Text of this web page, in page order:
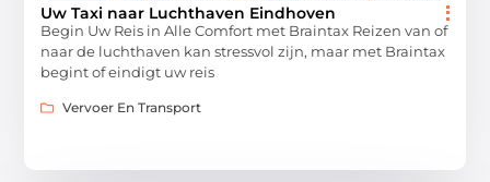
Uw Taxi naar Luchthaven Eindhoven
Begin Uw Reis in Alle Comfort met Braintax Reizen van of
naar de luchthaven kan stressvol zijn, maar met Braintax
begint of eindigt uw reis
Vervoer En Transport